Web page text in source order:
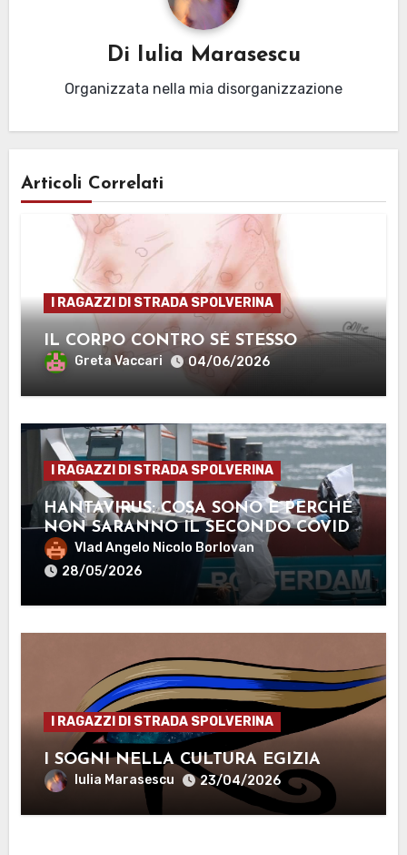
Di Iulia Marasescu
Organizzata nella mia disorganizzazione
Articoli Correlati
I RAGAZZI DI STRADA SPOLVERINA
IL CORPO CONTRO SÉ STESSO
Greta Vaccari 04/06/2026
I RAGAZZI DI STRADA SPOLVERINA
HANTAVIRUS: COSA SONO E PERCHÉ
NON SARANNO IL SECONDO COVID-
19
Vlad Angelo Nicolo Borlovan
28/05/2026
I RAGAZZI DI STRADA SPOLVERINA
I SOGNI NELLA CULTURA EGIZIA
Iulia Marasescu 23/04/2026